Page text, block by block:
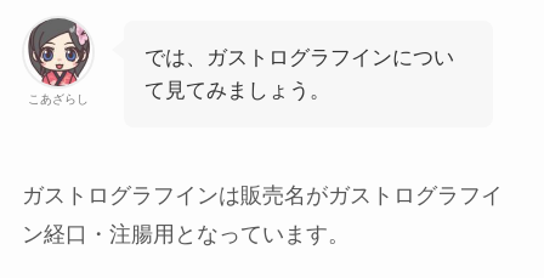
こあざらし
では、ガストログラフインについ
て見てみましょう。
ガストログラフインは販売名がガストログラフイ
ン経口・注腸用 となっています。